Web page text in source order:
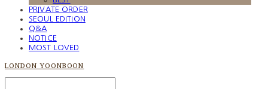
PRIVATE ORDER
SEOUL EDITION
Q&A
NOTICE
MOST LOVED
LONDON YOONBOON